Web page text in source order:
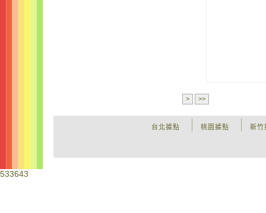
> >>
新竹
桃園據點
台北據點
533643